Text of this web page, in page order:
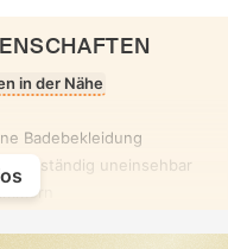
in der Nähe
Badebekleidung
• Vollständig uneinsehbar